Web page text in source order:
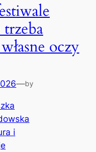
oczy
—by
i